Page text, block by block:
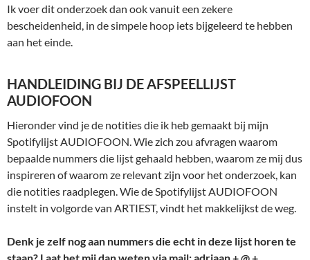
Ik voer dit onderzoek dan ook vanuit een zekere
bescheidenheid, in de simpele hoop iets bijgeleerd te hebben
aan het einde.
HANDLEIDING BIJ DE AFSPEELLIJST
AUDIOFOON
Hieronder vind je de notities die ik heb gemaakt bij mijn
Spotifylijst AUDIOFOON. Wie zich zou afvragen waarom
bepaalde nummers die lijst gehaald hebben, waarom ze mij dus
inspireren of waarom ze relevant zijn voor het onderzoek, kan
die notities raadplegen. Wie de Spotifylijst AUDIOFOON
instelt in volgorde van ARTIEST, vindt het makkelijkst de weg.
Denk je zelf nog aan nummers die echt in deze lijst horen te